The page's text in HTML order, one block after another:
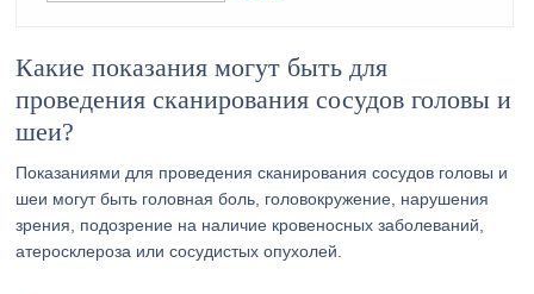
Какие показания могут быть для
проведения сканирования сосудов головы и
шеи?
Показаниями для проведения сканирования сосудов головы и
шеи могут быть головная боль, головокружение, нарушения
зрения, подозрение на наличие кровеносных заболеваний,
атеросклероза или сосудистых опухолей.